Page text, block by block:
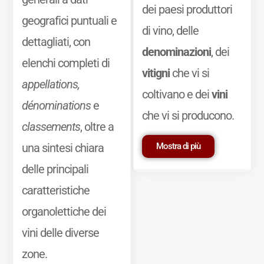
geografici puntuali e
dettagliati, con
elenchi completi di
appellations,
dénominationse
classements, oltre a
una sintesi chiara
delle principali
caratteristiche
organolettiche dei
vini delle diverse
zone.
dei paesi produttori
di vino, delle
denominazioni, dei
vitigniche vi si
coltivano e deivini
che vi si producono.
Mostra di più